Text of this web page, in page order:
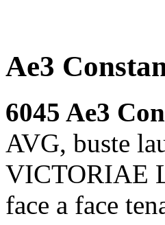
Ae3
6045 Ae3
AVG, buste
VICTORIAE
face a face